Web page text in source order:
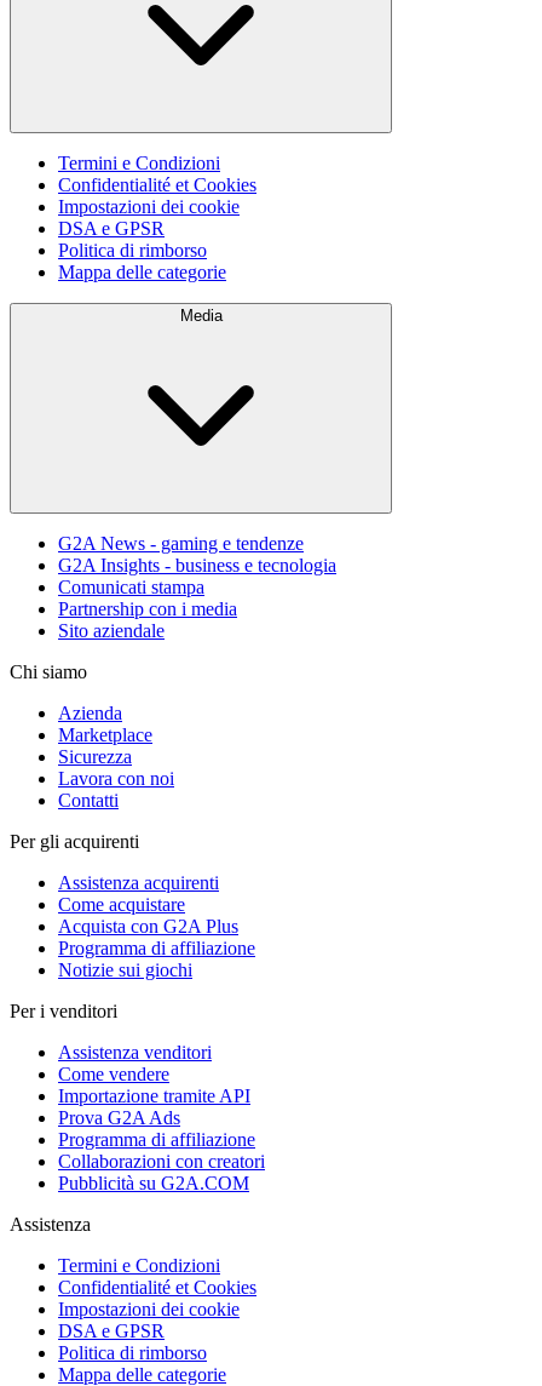
Termini e Condizioni
Confidentialité et Cookies
Impostazioni dei cookie
DSA e GPSR
Politica di rimborso
Mappa delle categorie
Media
G2A News - gaming e tendenze
G2A Insights - business e tecnologia
Comunicati stampa
Partnership con i media
Sito aziendale
Chi siamo
Azienda
Marketplace
Sicurezza
Lavora con noi
Contatti
Per gli acquirenti
Assistenza acquirenti
Come acquistare
Acquista con G2A Plus
Programma di affiliazione
Notizie sui giochi
Per i venditori
Assistenza venditori
Come vendere
Importazione tramite API
Prova G2A Ads
Programma di affiliazione
Collaborazioni con creatori
Pubblicità su G2A.COM
Assistenza
Termini e Condizioni
Confidentialité et Cookies
Impostazioni dei cookie
DSA e GPSR
Politica di rimborso
Mappa delle categorie